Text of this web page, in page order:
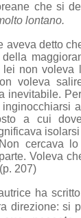
che si
lontano.
aveva detto
non voleva
voleva
inevitabile.
a cui
cercava
Voleva
207)
ha
direzione: si